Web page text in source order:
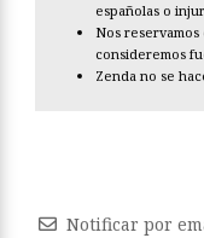
españolas o
Nos
consideremos
Zenda no se
Notificar por